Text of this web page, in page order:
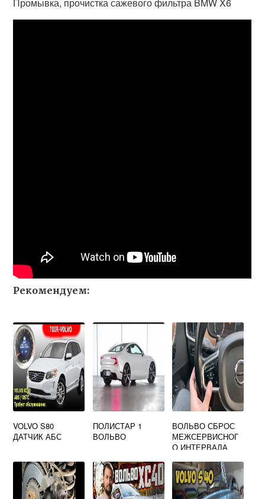
Рекомендуем:
VOLVO S80
ДАТЧИК АБС
ПОЛИСТАР 1
ВОЛЬВО
ВОЛЬВО СБРОС
МЕЖСЕРВИСНОГ
О ИНТЕРВАЛА